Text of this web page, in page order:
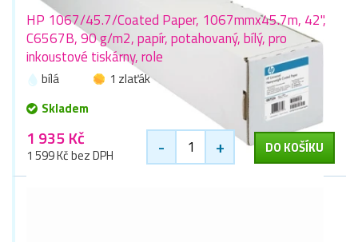
HP 1067/45.7/Coated Paper, 1067mmx45.7m, 42",
C6567B, 90 g/m2, papír, potahovaný, bílý, pro
inkoustové tiskárny, role
bílá
1 zlaťák
Skladem
1 935 Kč
1 599 Kč bez DPH - + DO KOŠÍKU